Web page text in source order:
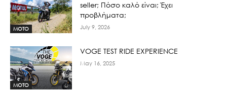
MOTO
seller; Πόσο καλό είναι; Έχει
προβλήματα;
July 9, 2026
MOTO
VOGE TEST RIDE EXPERIENCE
May 16, 2025